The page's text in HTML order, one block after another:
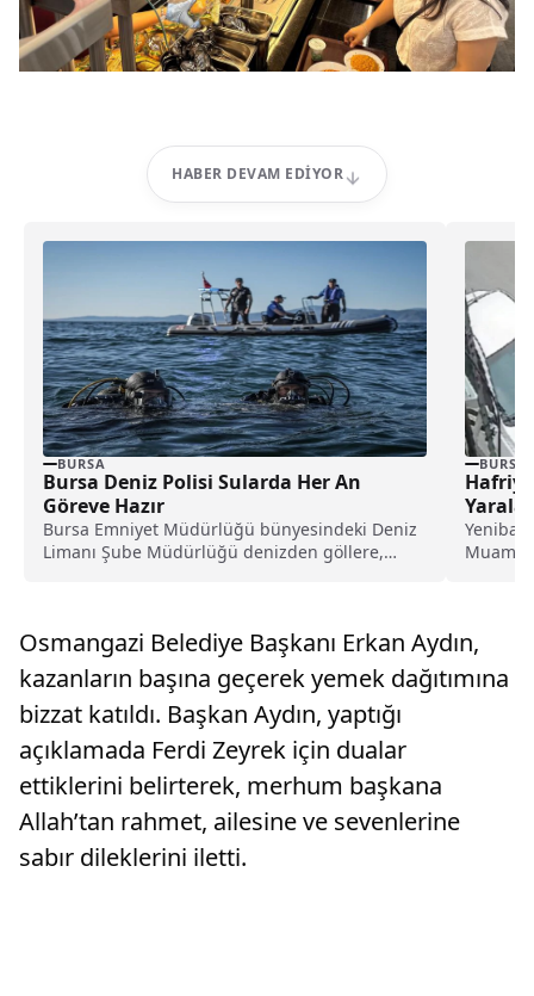
HABER DEVAM EDIYOR
BURSA
Bursa Deniz Polisi Sularda Her An
Göreve Hazır
Bursa Emniyet Müdürlüğü bünyesindeki Deniz
Limanı Şube Müdürlüğü denizden göllere,
BURSA
Osmangazi Belediye Başkanı Erkan Aydın,
kazanların başına geçerek yemek dağıtımına
bizzat katıldı. Başkan Aydın, yaptığı
açıklamada Ferdi Zeyrek için dualar
ettiklerini belirterek, merhum başkana
Allah’tan rahmet, ailesine ve sevenlerine
sabır dileklerini iletti.